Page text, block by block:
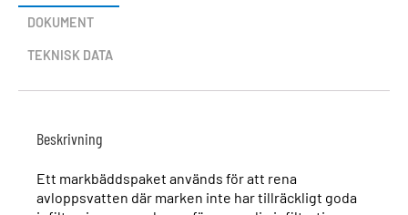
DOKUMENT
TEKNISK DATA
Beskrivning
Ett markbäddspaket används för att rena
avloppsvatten där marken inte har tillräckligt goda